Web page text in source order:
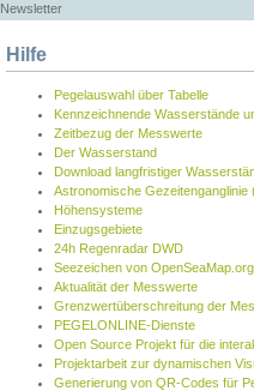
Newsletter
Hilfe
Pegelauswahl über Tabelle
Kennzeichnende Wasserstände
Zeitbezug der Messwerte
Der Wasserstand
Download langfristiger
Astronomische Gezeitenganglinie
Höhensysteme
Einzugsgebiete
24h Regenradar DWD
Seezeichen von OpenSeaMap.org
Aktualität der Messwerte
Grenzwertüberschreitung der
PEGELONLINE-Dienste
Open Source Projekt für die
Projektarbeit zur dynamischen
Generierung von QR-Codes für